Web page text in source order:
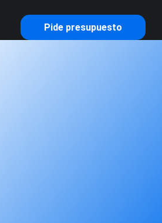
Pide presupuesto